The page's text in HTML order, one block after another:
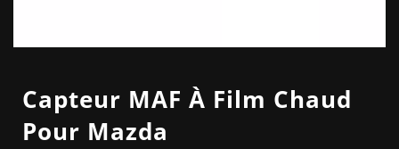
Capteur MAF À Film Chaud
Pour Mazda